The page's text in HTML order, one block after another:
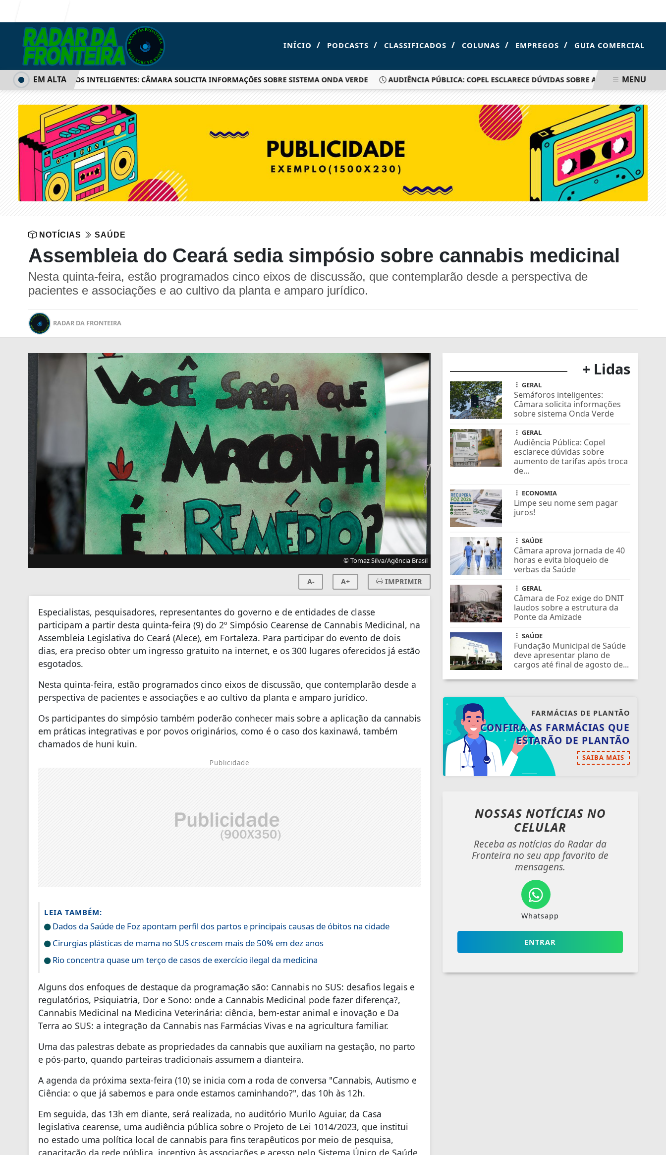
INÍCIO / PODCASTS / CLASSIFICADOS / COLUNAS / EMPREGOS / GUIA COMERCIAL
SEMÁFOROS INTELIGENTES: CÂMARA SOLICITA INFORMAÇÕES SOBRE SISTEMA ONDA VERDE AUDIÊNCIA PÚBLICA: COPEL ESCLARECE DÚVIDAS SOBRE AUMENTO DE TARIFAS
EM ALTA MENU
NOTÍCIAS SAÚDE
Assembleia do Ceará sedia simpósio sobre cannabis medicinal
Nesta quinta-feira, estão programados cinco eixos de discussão, que contemplarão desde a perspectiva de
pacientes e associações e ao cultivo da planta e amparo jurídico.
RADAR DA FRONTEIRA
© Tomaz Silva/Agência Brasil
A- A+ IMPRIMIR
Especialistas, pesquisadores, representantes do governo e de entidades de classe
participam a partir desta quinta-feira (9) do 2º Simpósio Cearense de Cannabis Medicinal, na
Assembleia Legislativa do Ceará (Alece), em Fortaleza. Para participar do evento de dois
dias, era preciso obter um ingresso gratuito na internet, e os 300 lugares oferecidos já estão
esgotados.
Nesta quinta-feira, estão programados cinco eixos de discussão, que contemplarão desde a
perspectiva de pacientes e associações e ao cultivo da planta e amparo jurídico.
Os participantes do simpósio também poderão conhecer mais sobre a aplicação da cannabis
em práticas integrativas e por povos originários, como é o caso dos kaxinawá, também
chamados de huni kuin.
Publicidade
LEIA TAMBÉM:
Dados da Saúde de Foz apontam perfil dos partos e principais causas de óbitos na cidade
Cirurgias plásticas de mama no SUS crescem mais de 50% em dez anos
Rio concentra quase um terço de casos de exercício ilegal da medicina
Alguns dos enfoques de destaque da programação são: Cannabis no SUS: desafios legais e
regulatórios, Psiquiatria, Dor e Sono: onde a Cannabis Medicinal pode fazer diferença?,
Cannabis Medicinal na Medicina Veterinária: ciência, bem-estar animal e inovação e Da
Terra ao SUS: a integração da Cannabis nas Farmácias Vivas e na agricultura familiar.
Uma das palestras debate as propriedades da cannabis que auxiliam na gestação, no parto
e pós-parto, quando parteiras tradicionais assumem a dianteira.
A agenda da próxima sexta-feira (10) se inicia com a roda de conversa "Cannabis, Autismo e
Ciência: o que já sabemos e para onde estamos caminhando?", das 10h às 12h.
Em seguida, das 13h em diante, será realizada, no auditório Murilo Aguiar, da Casa
legislativa cearense, uma audiência pública sobre o Projeto de Lei 1014/2023, que institui
no estado uma política local de cannabis para fins terapêuticos por meio de pesquisa,
+ Lidas
GERAL
Semáforos inteligentes:
Câmara solicita informações
sobre sistema Onda Verde
GERAL
Audiência Pública: Copel
esclarece dúvidas sobre
aumento de tarifas após troca
de...
ECONOMIA
Limpe seu nome sem pagar
juros!
SAÚDE
Câmara aprova jornada de 40
horas e evita bloqueio de
verbas da Saúde
GERAL
Câmara de Foz exige do DNIT
laudos sobre a estrutura da
Ponte da Amizade
SAÚDE
Fundação Municipal de Saúde
deve apresentar plano de
cargos até final de agosto de...
FARMÁCIAS DE PLANTÃO
CONFIRA AS FARMÁCIAS QUE
ESTARÃO DE PLANTÃO
SAIBA MAIS
NOSSAS NOTÍCIAS NO
CELULAR
Receba as notícias do Radar da
Fronteira no seu app favorito de
mensagens.
Whatsapp
ENTRAR